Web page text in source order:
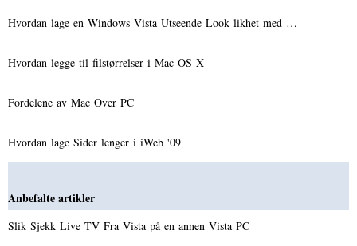
Hvordan lage en Windows Vista Utseende Look likhet med …
Hvordan legge til filstørrelser i Mac OS X
Fordelene av Mac Over PC
Hvordan lage Sider lenger i iWeb '09
Anbefalte artikler
Slik Sjekk Live TV Fra Vista på en annen Vista PC